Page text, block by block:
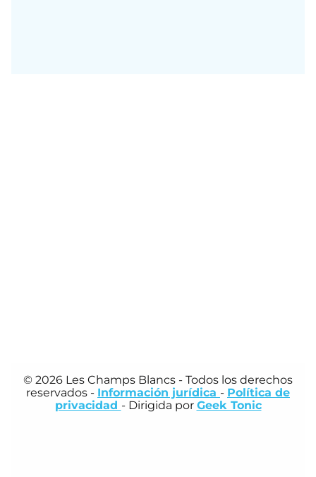
© 2026 Les Champs Blancs - Todos los derechos
reservados - Información jurídica - Política de
privacidad - Dirigida por Geek Tonic